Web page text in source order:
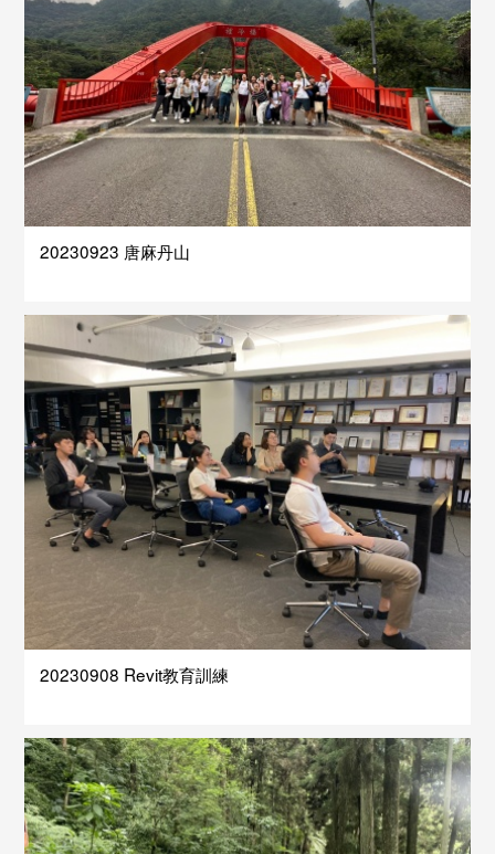
20230923 唐麻丹山
20230908 Revit教育訓練